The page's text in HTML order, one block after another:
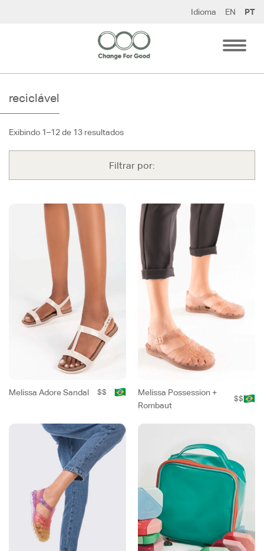
Idioma EN PT
reciclável
Exibindo 1–12 de 13 resultados
Filtrar por:
Melissa Adore Sandal $$
Melissa Possession +
Rombaut
$$